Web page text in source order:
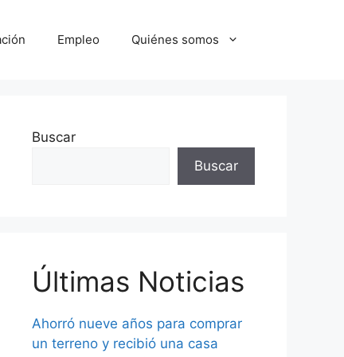
Empleo Quiénes somos
Buscar
Buscar
Últimas Noticias
Ahorró nueve años para comprar
un terreno y recibió una casa